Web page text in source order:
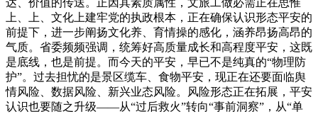
上、上、文化上建牢党的执政根本，正在确保认识形态平安的
前提下，进一步阐扬文化养、育情操的感化，涵养昂扬高昂的
气质。省委频频强调，统筹好高质量成长和高程度平安，这既
是底线，也是前提。而今天的平安，早已不是纯真的“物理防
护”。过去担忧的是景区缆车、食物平安，现正在还要面临舆
情风险、数据风险、新兴业态风险。风险形态正在拓展，平安
认识也要随之升级——从“过后救火”转向“事前洞察”，从“单